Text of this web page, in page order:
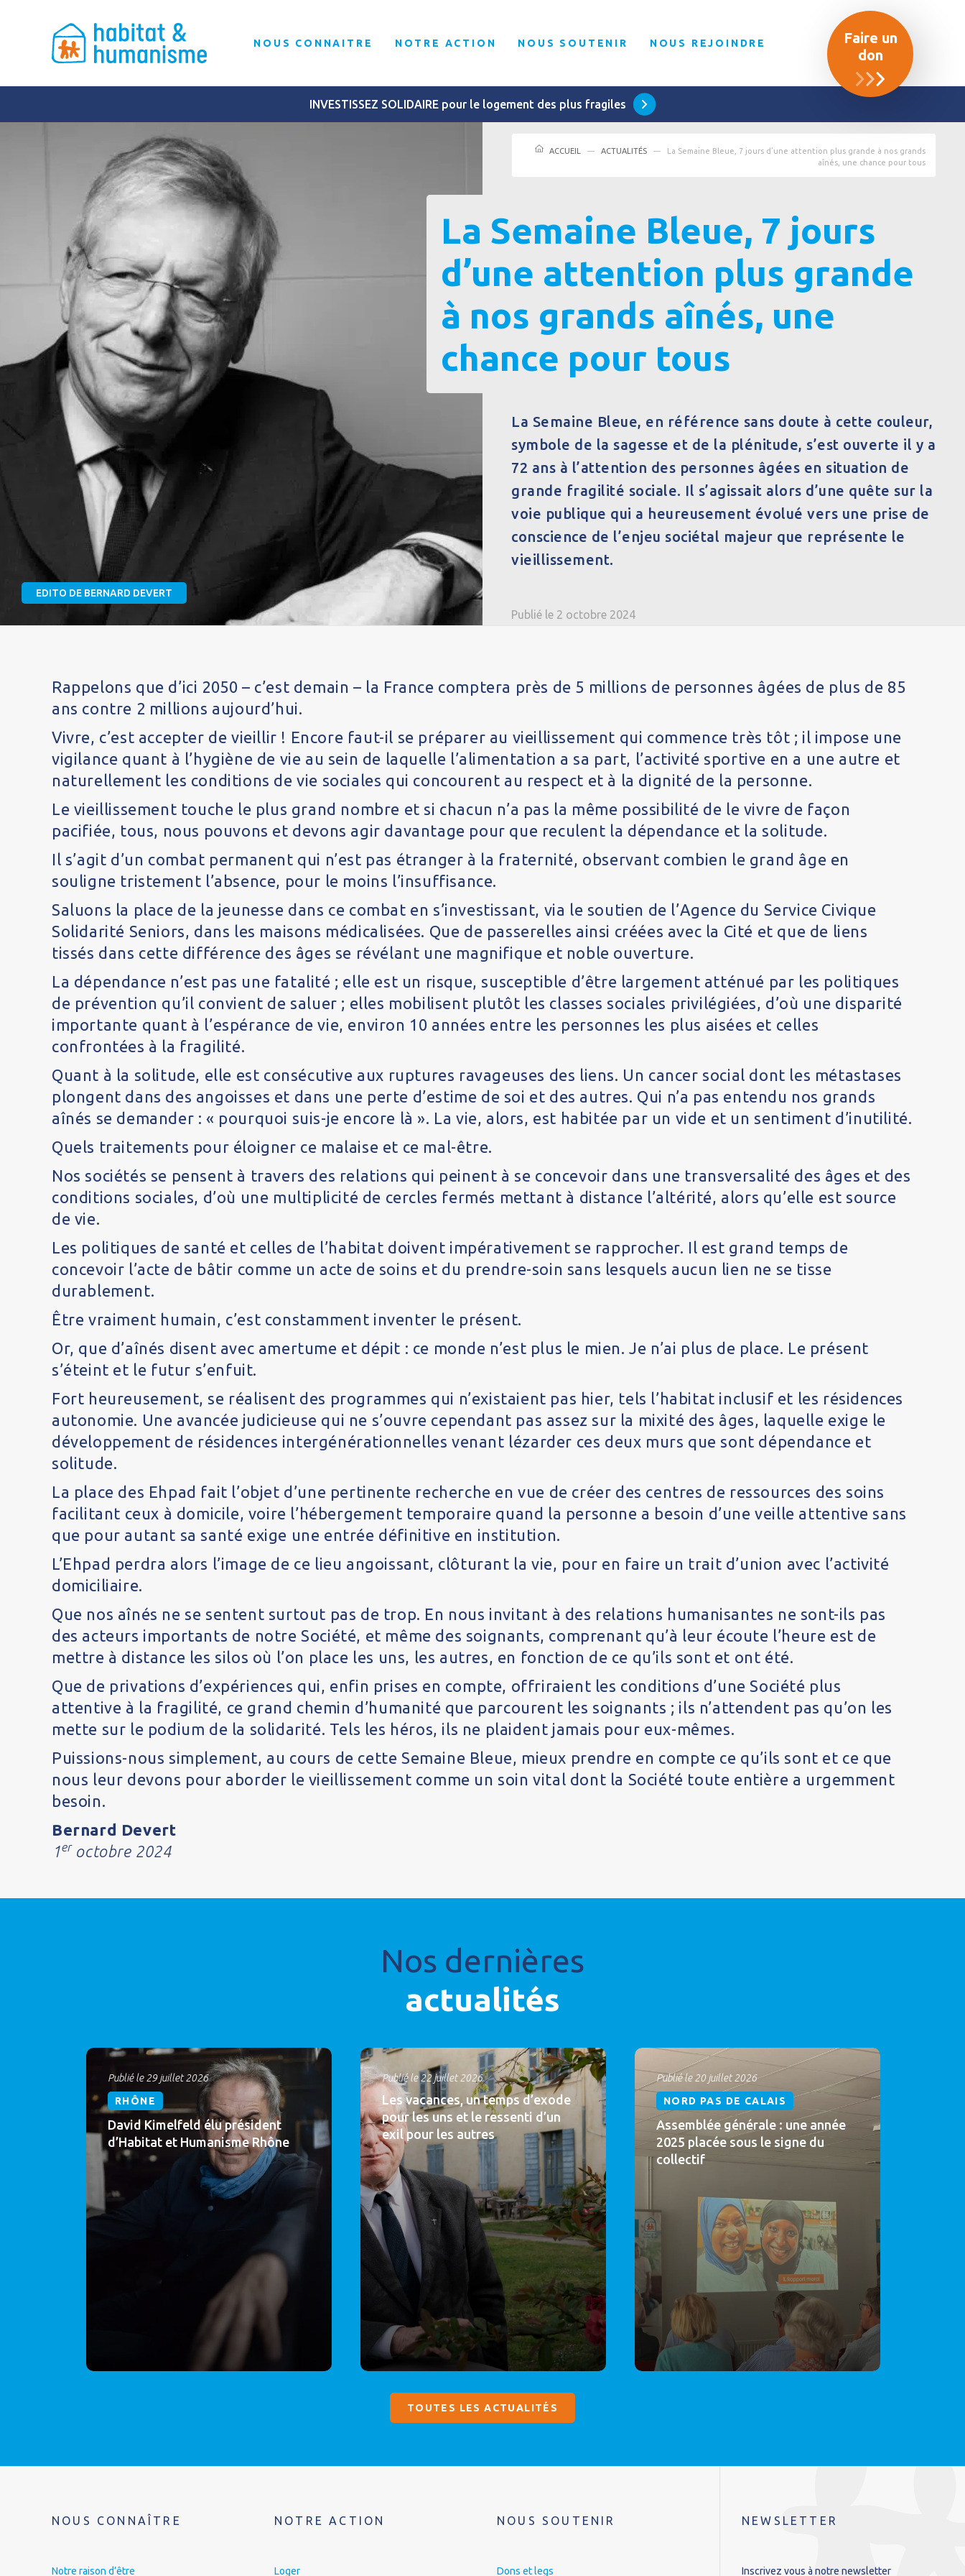
NOUS CONNAITRE NOTRE ACTION NOUS SOUTENIR NOUS REJOINDRE
Faire un
don
INVESTISSEZ SOLIDAIRE pour le logement des plus fragiles
EDITO DE BERNARD DEVERT
ACCUEIL ACTUALITÉS
La Semaine Bleue, 7 jours d’une attention plus grande à nos grands
aînés, une chance pour tous
La Semaine Bleue, 7 jours
d’une attention plus grande
à nos grands aînés, une
chance pour tous
La Semaine Bleue, en référence sans doute à cette couleur,
symbole de la sagesse et de la plénitude, s’est ouverte il y a
72 ans à l’attention des personnes âgées en situation de
grande fragilité sociale. Il s’agissait alors d’une quête sur la
voie publique qui a heureusement évolué vers une prise de
conscience de l’enjeu sociétal majeur que représente le
vieillissement.
Publié le 2 octobre 2024
Rappelons que d’ici 2050 – c’est demain – la France comptera près de 5 millions de personnes âgées de plus de 85
ans contre 2 millions aujourd’hui.
Vivre, c’est accepter de vieillir ! Encore faut-il se préparer au vieillissement qui commence très tôt ; il impose une
vigilance quant à l’hygiène de vie au sein de laquelle l’alimentation a sa part, l’activité sportive en a une autre et
naturellement les conditions de vie sociales qui concourent au respect et à la dignité de la personne.
Le vieillissement touche le plus grand nombre et si chacun n’a pas la même possibilité de le vivre de façon
pacifiée, tous, nous pouvons et devons agir davantage pour que reculent la dépendance et la solitude.
Il s’agit d’un combat permanent qui n’est pas étranger à la fraternité, observant combien le grand âge en
souligne tristement l’absence, pour le moins l’insuffisance.
Saluons la place de la jeunesse dans ce combat en s’investissant, via le soutien de l’Agence du Service Civique
Solidarité Seniors, dans les maisons médicalisées. Que de passerelles ainsi créées avec la Cité et que de liens
tissés dans cette différence des âges se révélant une magnifique et noble ouverture.
La dépendance n’est pas une fatalité ; elle est un risque, susceptible d’être largement atténué par les politiques
de prévention qu’il convient de saluer ; elles mobilisent plutôt les classes sociales privilégiées, d’où une disparité
importante quant à l’espérance de vie, environ 10 années entre les personnes les plus aisées et celles
confrontées à la fragilité.
Quant à la solitude, elle est consécutive aux ruptures ravageuses des liens. Un cancer social dont les métastases
plongent dans des angoisses et dans une perte d’estime de soi et des autres. Qui n’a pas entendu nos grands
aînés se demander : « pourquoi suis-je encore là ». La vie, alors, est habitée par un vide et un sentiment d’inutilité.
Quels traitements pour éloigner ce malaise et ce mal-être.
Nos sociétés se pensent à travers des relations qui peinent à se concevoir dans une transversalité des âges et des
conditions sociales, d’où une multiplicité de cercles fermés mettant à distance l’altérité, alors qu’elle est source
de vie.
Les politiques de santé et celles de l’habitat doivent impérativement se rapprocher. Il est grand temps de
concevoir l’acte de bâtir comme un acte de soins et du prendre-soin sans lesquels aucun lien ne se tisse
durablement.
Être vraiment humain, c’est constamment inventer le présent.
Or, que d’aînés disent avec amertume et dépit : ce monde n’est plus le mien. Je n’ai plus de place. Le présent
s’éteint et le futur s’enfuit.
Fort heureusement, se réalisent des programmes qui n’existaient pas hier, tels l’habitat inclusif et les résidences
autonomie. Une avancée judicieuse qui ne s’ouvre cependant pas assez sur la mixité des âges, laquelle exige le
développement de résidences intergénérationnelles venant lézarder ces deux murs que sont dépendance et
solitude.
La place des Ehpad fait l’objet d’une pertinente recherche en vue de créer des centres de ressources des soins
facilitant ceux à domicile, voire l’hébergement temporaire quand la personne a besoin d’une veille attentive sans
que pour autant sa santé exige une entrée définitive en institution.
L’Ehpad perdra alors l’image de ce lieu angoissant, clôturant la vie, pour en faire un trait d’union avec l’activité
domiciliaire.
Que nos aînés ne se sentent surtout pas de trop. En nous invitant à des relations humanisantes ne sont-ils pas
des acteurs importants de notre Société, et même des soignants, comprenant qu’à leur écoute l’heure est de
mettre à distance les silos où l’on place les uns, les autres, en fonction de ce qu’ils sont et ont été.
Que de privations d’expériences qui, enfin prises en compte, offriraient les conditions d’une Société plus
attentive à la fragilité, ce grand chemin d’humanité que parcourent les soignants ; ils n’attendent pas qu’on les
mette sur le podium de la solidarité. Tels les héros, ils ne plaident jamais pour eux-mêmes.
Puissions-nous simplement, au cours de cette Semaine Bleue, mieux prendre en compte ce qu’ils sont et ce que
nous leur devons pour aborder le vieillissement comme un soin vital dont la Société toute entière a urgemment
besoin.
Bernard Devert
1eroctobre 2024
Nos dernières
actualités
Publié le 29 juillet 2026
RHÔNE
David Kimelfeld élu président
d’Habitat et Humanisme Rhône
Publié le 22 juillet 2026
Les vacances, un temps d’exode
pour les uns et le ressenti d’un
exil pour les autres
Publié le 20 juillet 2026
NORD PAS DE CALAIS
Assemblée générale : une année
2025 placée sous le signe du
collectif
TOUTES LES ACTUALITÉS
NOUS CONNAÎTRE
Notre raison d’être
NOTRE ACTION
Loger
NOUS SOUTENIR
Dons et legs
NEWSLETTER
Inscrivez vous à notre newsletter